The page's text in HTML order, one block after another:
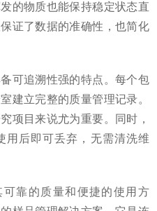
的物质也能保持稳定状态直
证了数据的准确性，也简化
追溯性强的特点。每个包
建立完整的质量管理记录。
项目来说尤为重要。同时，
用后即可丢弃，无需清洗维
靠的质量和便捷的使用方